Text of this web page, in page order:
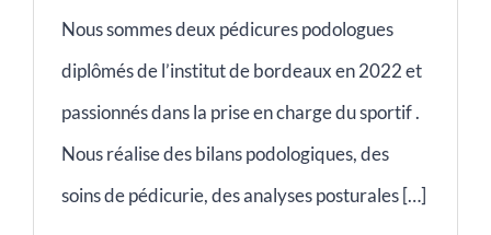
Nous sommes deux pédicures podologues
diplômés de l’institut de bordeaux en 2022 et
passionnés dans la prise en charge du sportif .
Nous réalise des bilans podologiques, des
soins de pédicurie, des analyses posturales […]